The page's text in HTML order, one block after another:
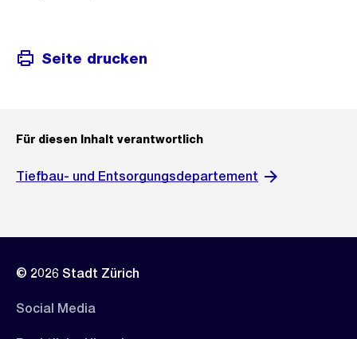
Seite drucken
Für diesen Inhalt verantwortlich
Tiefbau- und Entsorgungsdepartement
© 2026 Stadt Zürich
Social Media